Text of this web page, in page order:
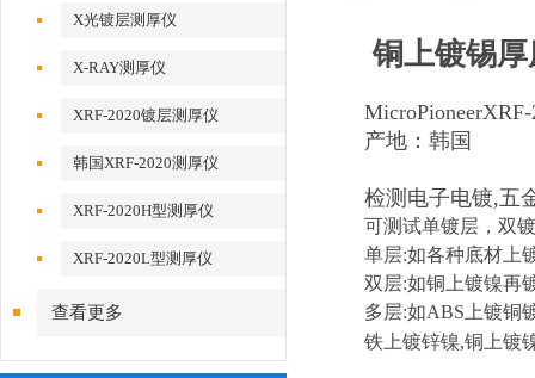
X光镀层测厚仪
X-RAY测厚仪
XRF-2020镀层测厚仪
韩国XRF-2020测厚仪
XRF-2020H型测厚仪
XRF-2020L型测厚仪
查看更多
铜上镀锡
产地：韩国
检测电子电镀,五
可测试单镀层，双
单层:如各种底材上
双层:如铜上镀镍再
多层:如ABS上镀铜
铁上镀锌镍,铜上镀